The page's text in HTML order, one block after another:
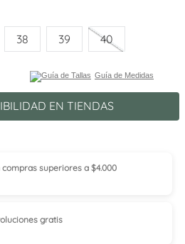
38 39 40
Guía de Medidas
EN TIENDAS
superiores a $4.000
gratis